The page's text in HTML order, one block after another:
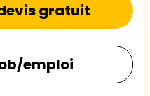
gratuit
emploi